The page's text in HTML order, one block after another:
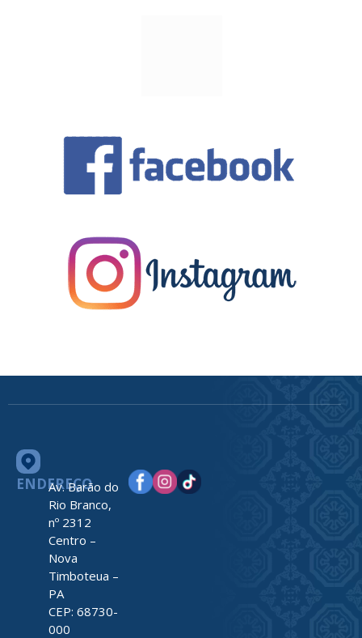
ENDEREÇO
Av. Barão do
Rio Branco,
nº 2312
Centro –
Nova
Timboteua –
PA
CEP: 68730-
000